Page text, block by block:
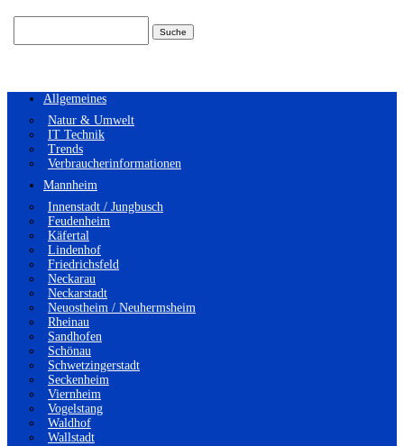
Allgemeines
Natur & Umwelt
IT Technik
Trends
Verbraucherinformationen
Mannheim
Innenstadt / Jungbusch
Feudenheim
Käfertal
Lindenhof
Friedrichsfeld
Neckarau
Neckarstadt
Neuostheim / Neuhermsheim
Rheinau
Sandhofen
Schönau
Schwetzingerstadt
Seckenheim
Viernheim
Vogelstang
Waldhof
Wallstadt